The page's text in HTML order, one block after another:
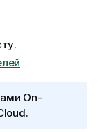
On-
.